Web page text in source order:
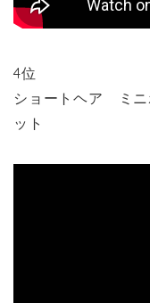
4位
ショートヘア ミ
ット